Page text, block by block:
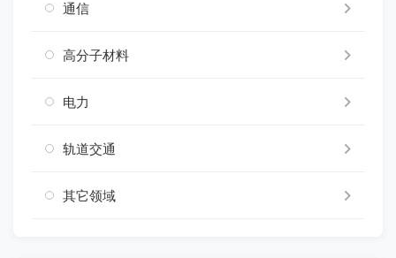
通信
高分子材料
电力
轨道交通
其它领域